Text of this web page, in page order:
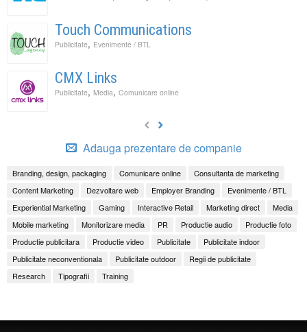
Touch Communications
Publicitate, Evenimente / BTL
CMX Links
Publicitate, Media, Comunicare online
Adauga prezentare de companie
Branding, design, packaging Comunicare online
Consultanta de marketing
Content Marketing
Dezvoltare web Employer Branding
Evenimente / BTL
Experiential Marketing
Gaming Interactive Retail Marketing direct
Media
Mobile marketing
Monitorizare media PR Productie audio
Productie foto
Productie publicitara
Productie video Publicitate
Publicitate indoor
Publicitate neconventionala
Publicitate outdoor
Regii de publicitate
Research
Tipografii Training